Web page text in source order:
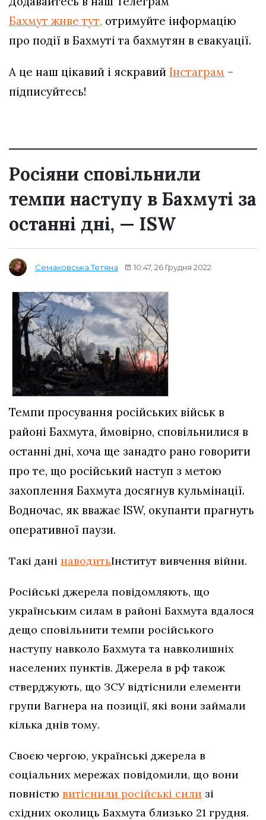
Бахмут живе тут, отримуйте інформацію
про події в Бахмуті та бахмутян в евакуації.
А це наш цікавий і яскравий Інстаграм –
підписуйтесь!
Росіяни сповільнили
темпи наступу в Бахмуті за
останні дні, — ISW
Семаковська Тетяна 10:47, 26 Грудня 2022
Темпи просування російських військ в
районі Бахмута, ймовірно, сповільнилися в
останні дні, хоча ще занадто рано говорити
про те, що російський наступ з метою
захоплення Бахмута досягнув кульмінації.
Водночас, як вважає ISW, окупанти прагнуть
оперативної паузи.
Такі дані наводитьІнститут вивчення війни.
Російські джерела повідомляють, що
українським силам в районі Бахмута вдалося
дещо сповільнити темпи російського
наступу навколо Бахмута та навколишніх
населених пунктів. Джерела в рф також
стверджують, що ЗСУ відтіснили елементи
групи Вагнера на позиції, які вони займали
кілька днів тому.
Своєю чергою, українські джерела в
соціальних мережах повідомили, що вони
повністю витіснили російські сили зі
східних околиць Бахмута близько 21 грудня.